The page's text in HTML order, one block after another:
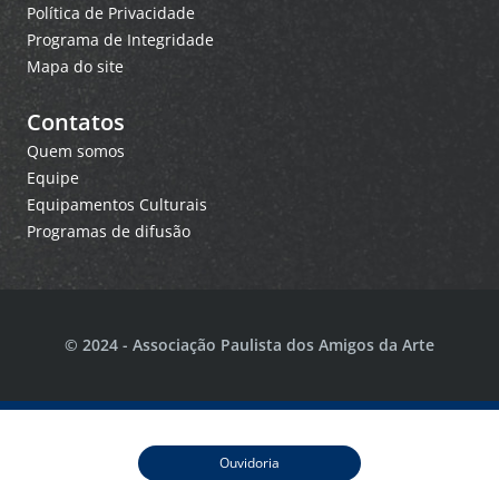
Política de Privacidade
Programa de Integridade
Mapa do site
Contatos
Quem somos
Equipe
Equipamentos Culturais
Programas de difusão
© 2024 - Associação Paulista dos Amigos da Arte
Ouvidoria